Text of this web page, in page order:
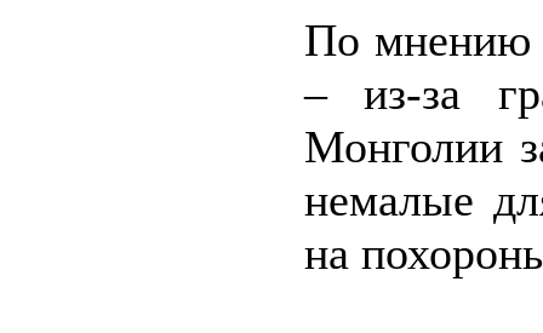
По мнению
– из-за
Монголии
немалые
на